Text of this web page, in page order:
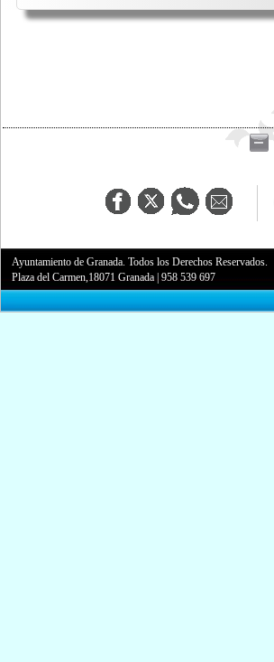
Ayuntamiento de Granada. Todos los Derechos Reservados.
Plaza del Carmen,18071 Granada |958 539 697